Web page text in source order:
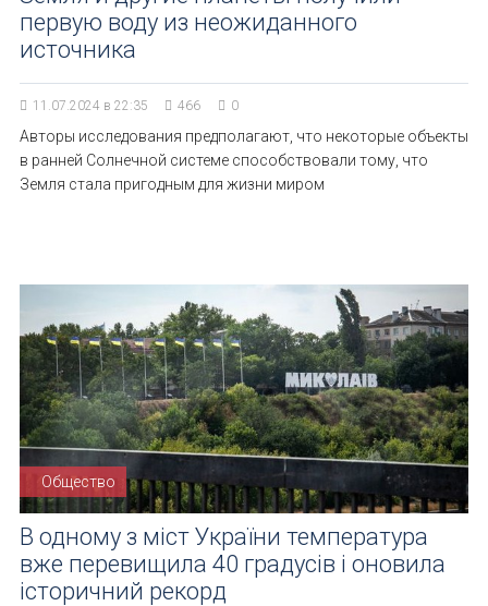
первую воду из неожиданного
источника
11.07.2024 в 22:35 466 0
Авторы исследования предполагают, что некоторые объекты
в ранней Солнечной системе способствовали тому, что
Земля стала пригодным для жизни миром
Общество
В одному з міст України температура
вже перевищила 40 градусів і оновила
історичний рекорд